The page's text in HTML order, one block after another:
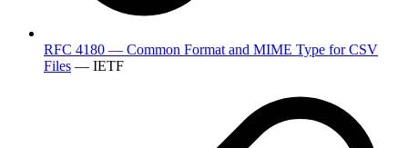
RFC 4180 — Common Format and MIME Type for CSV
Files — IETF